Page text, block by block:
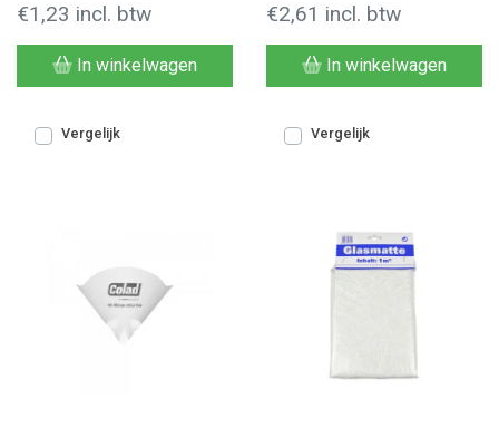
€1,23 incl. btw
In winkelwagen
Vergelijk
€2,61 incl. btw
In winkelwagen
Vergelijk